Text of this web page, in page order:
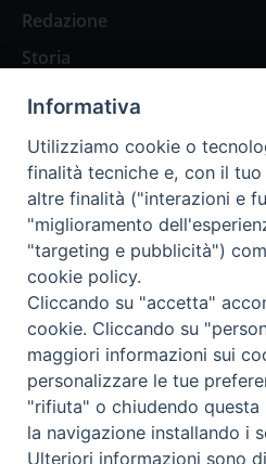
Redazione
Storia
Abbonamenti
Abbonamento Annuale
Abbonamento Annuale
Abbonamento Singola Copia
Redazione: Pavia, Piazza
amministrazione@ilticino.it -
IVA: 00213430184
Informativa
Utilizziamo cookie o
finalità tecniche e, con il
altre finalità ("interazioni e
"miglioramento
"targeting e pubblicità")
cookie policy.
Cliccando su "accetta"
cookie. Cliccando su
maggiori informazioni sui
personalizzare le tue
"rifiuta" o chiudendo
la navigazione installando i
Ulteriori informazioni sono